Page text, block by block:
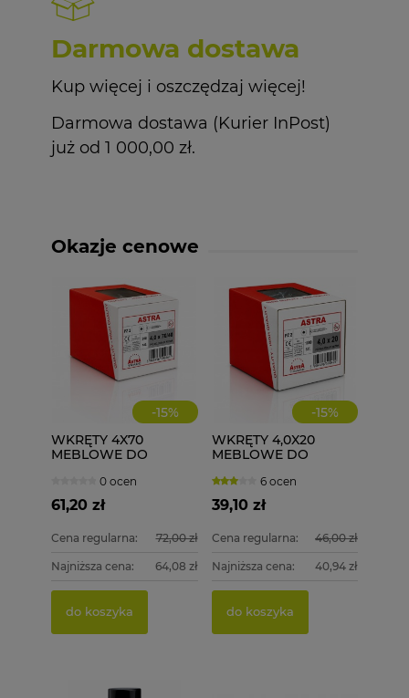
Darmowa dostawa
Kup więcej i oszczędzaj więcej!
Darmowa dostawa (Kurier InPost)
już od 1 000,00 zł.
Okazje cenowe
-15%
WKRĘTY 4X70
MEBLOWE DO
0 ocen
61,20 zł
Cena regularna: 72,00 zł
Najniższa cena: 64,08 zł
do koszyka
-15%
WKRĘTY 4,0X20
MEBLOWE DO
4x20
6 ocen
39,10 zł
Cena regularna: 46,00 zł
Najniższa cena: 40,94 zł
do koszyka